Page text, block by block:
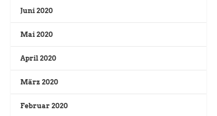
Juni 2020
Mai 2020
April 2020
März 2020
Februar 2020